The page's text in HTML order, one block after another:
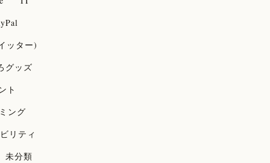
ッター)
グッズ
ト
ング
リティ
未分類